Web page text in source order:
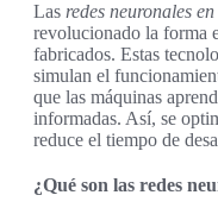
Las redes neuronales
revolucionado la forma
fabricados. Estas
simulan el
que las máquinas
informadas. Así, se
reduce el tiempo de
¿Qué son las redes